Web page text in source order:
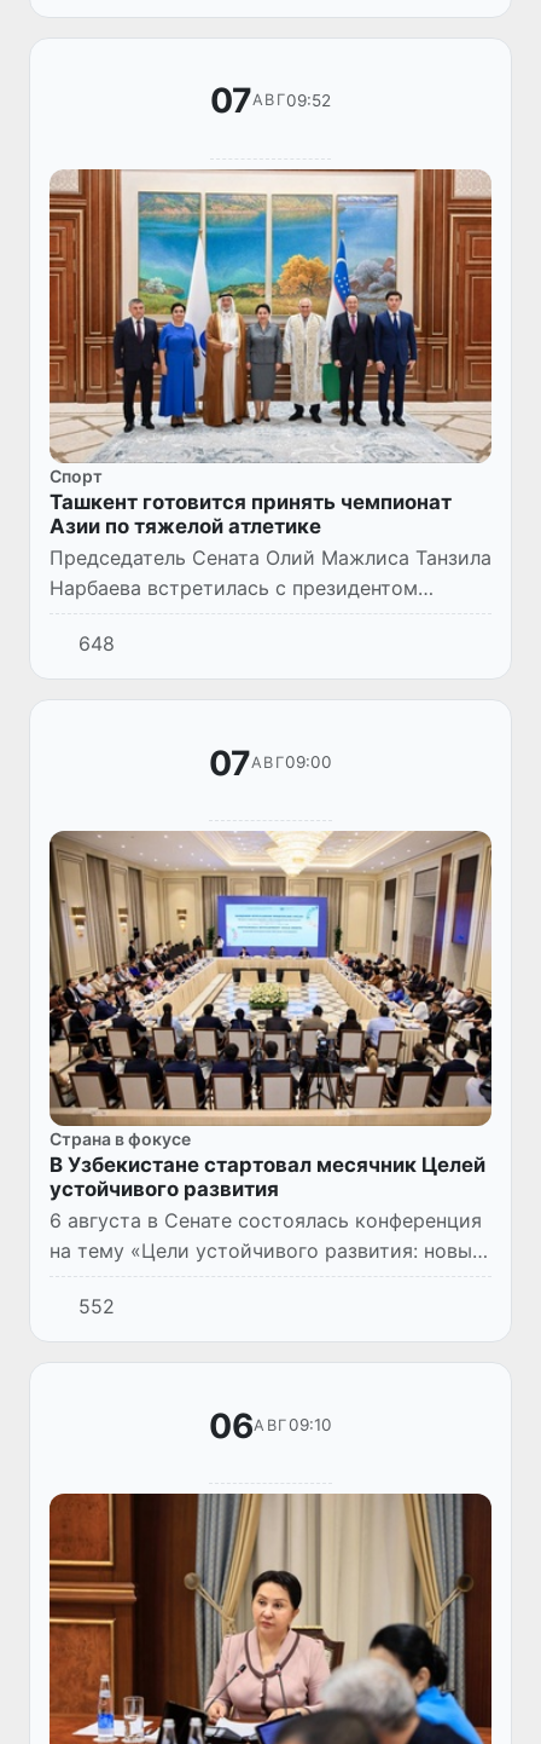
Самиром Полом Капуром.
07АВГ09:52
Спорт
Ташкент готовится принять чемпионат
Азии по тяжелой атлетике
Председатель Сената Олий Мажлиса Танзила
Нарбаева встретилась с президентом
Международной федерации тяжелой
атлетики Мохамедом Джалудом аль-
Шаммари и президентом Азиатской
648
07АВГ09:00
Страна в фокусе
В Узбекистане стартовал месячник Целей
устойчивого развития
6 августа в Сенате состоялась конференция
на тему «Цели устойчивого развития: новый
этап национального развития», официально
давшая старт месячнику Целей устойчивого
развития.
552
06АВГ09:10